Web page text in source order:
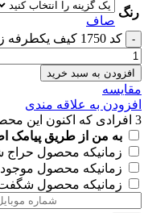
رنگ
صاف
کد 1750 کیف یکطرفه زنانه مدل شیدا عدد
افزودن به سبد خرید
مقايسه
افزودن به علاقه مندی
3 افرادی که اکنون این
به من از طریق پیامک
زمانیکه محصول حراج
زمانیکه محصول
زمانیکه محصول شگفت